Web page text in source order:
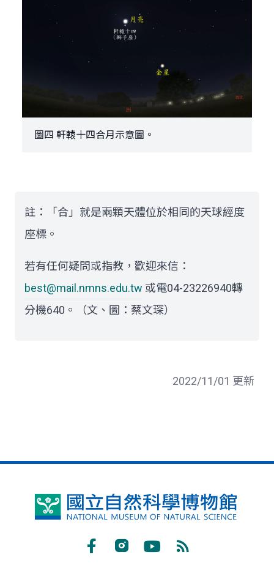
圖四 軒轅十四合月示意圖。
註：「合」就是兩顆天體位於相同的天球經度
座標。
若有任何疑問或指教，歡迎來信：
best@mail.nmns.edu.tw 或電04-23226940轉
分機640。（文、圖：蔡文琛）
2022/11/01 更新
國